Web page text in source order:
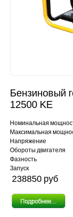
Бензиновый
12500 KE
Номинальная
Максимальная
Напряжение
Обороты двигателя
Фазность
Запуск
238850 pуб